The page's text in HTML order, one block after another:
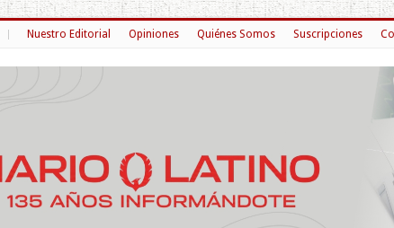
Nuestro Editorial Opiniones Quiénes Somos Suscripciones